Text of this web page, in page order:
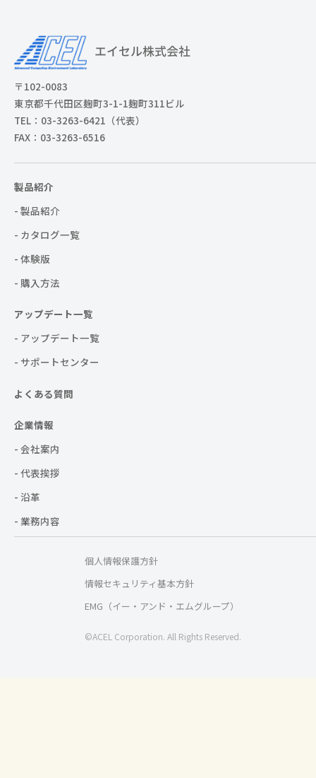
〒102-0083
東京都千代田区麹町3-1-1麹町311ビル
TEL：03-3263-6421（代表）
FAX：03-3263-6516
製品紹介
- 製品紹介
- カタログ一覧
- 体験版
- 購入方法
アップデート一覧
- アップデート一覧
- サポートセンター
よくある質問
企業情報
- 会社案内
- 代表挨拶
- 沿革
- 業務内容
個人情報保護方針
情報セキュリティ基本方針
EMG（イー・アンド・エムグループ）